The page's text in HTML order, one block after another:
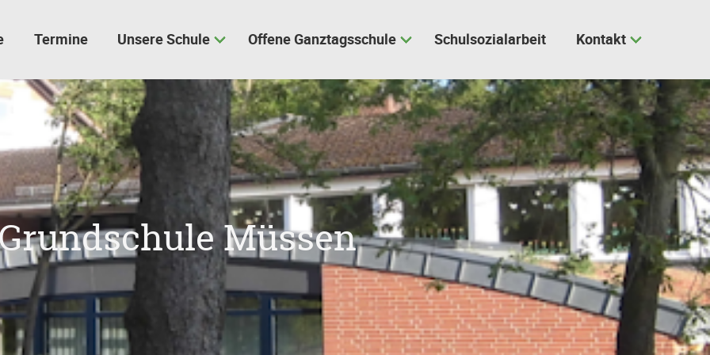
Termine Unsere Schule Offene Ganztagsschule Schulsozialarbeit Kontakt
Müssen